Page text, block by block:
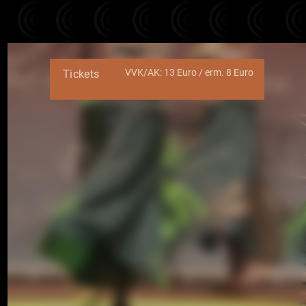
Tickets VVK/AK: 13 Euro / erm. 8 Euro